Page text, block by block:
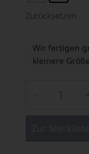
Zurücksetzen
Wir fertigen
kleinere